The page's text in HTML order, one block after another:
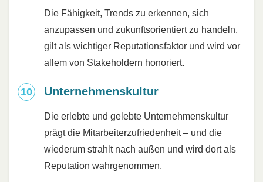
Die Fähigkeit, Trends zu erkennen, sich
anzupassen und zukunftsorientiert zu handeln,
gilt als wichtiger Reputationsfaktor und wird vor
allem von Stakeholdern honoriert.
Unternehmenskultur
Die erlebte und gelebte Unternehmenskultur
prägt die Mitarbeiterzufriedenheit – und die
wiederum strahlt nach außen und wird dort als
Reputation wahrgenommen.